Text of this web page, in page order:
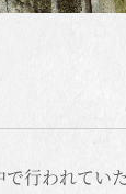
で行われてい